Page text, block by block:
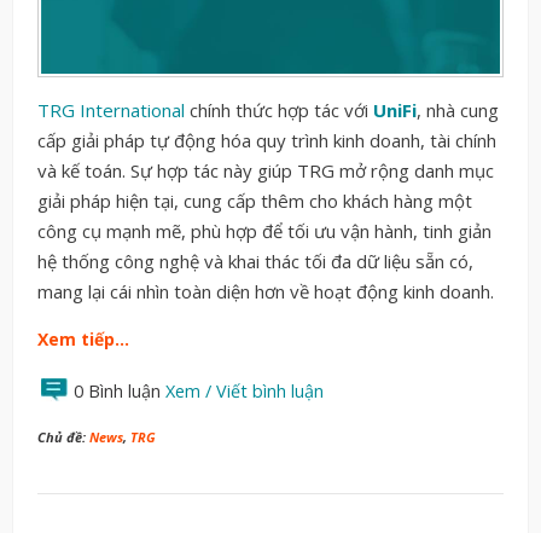
TRG International chính thức hợp tác với UniFi, nhà cung
cấp giải pháp tự động hóa quy trình kinh doanh, tài chính
và kế toán. Sự hợp tác này giúp TRG mở rộng danh mục
giải pháp hiện tại, cung cấp thêm cho khách hàng một
công cụ mạnh mẽ, phù hợp để tối ưu vận hành, tinh giản
hệ thống công nghệ và khai thác tối đa dữ liệu sẵn có,
mang lại cái nhìn toàn diện hơn về hoạt động kinh doanh.
Xem tiếp…
0 Bình luận Xem / Viết bình luận
Chủ đề: News, TRG